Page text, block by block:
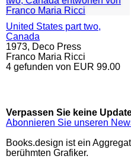
United States part two,
Canada
1973, Deco Press
Franco Maria Ricci
4 gefunden von EUR 99.00
Verpassen Sie keine
Abonnieren Sie unseren
Books.design ist ein
berühmten Grafiker.